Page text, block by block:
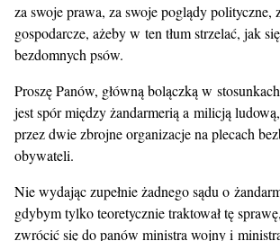
za swoje prawa, za swoje poglądy polityczne,
gospodarcze, ażeby w ten tłum strzelać, jak
bezdomnych psów.
Proszę Panów, główną bolączką w
jest spór między żandarmerią a milicją
przez dwie zbrojne organizacje na plecach
obywateli.
Nie wydając zupełnie żadnego sądu o
gdybym tylko teoretycznie traktował tę
zwrócić się do panów ministra wojny i